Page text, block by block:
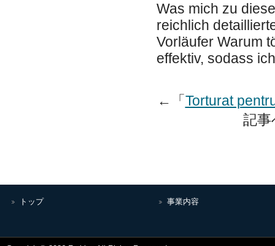
Was mich zu
reichlich
Vorläufer Warum
effektiv, sodass
←「Torturat
記事
トップ 事業内容